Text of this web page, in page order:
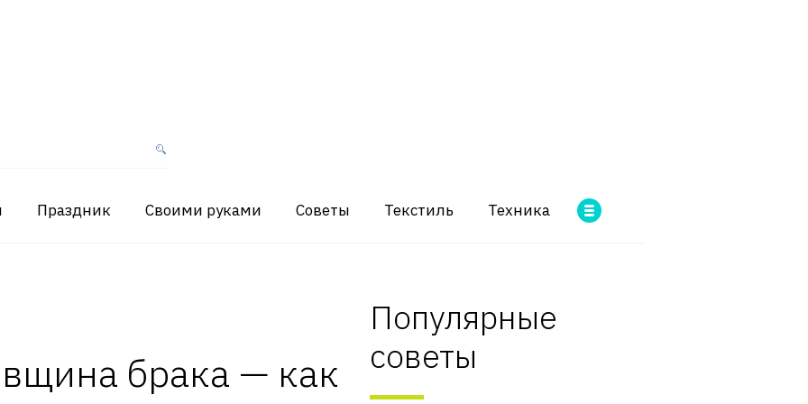
Праздник Своими руками Советы Текстиль Техника
брака — как
Популярные
советы